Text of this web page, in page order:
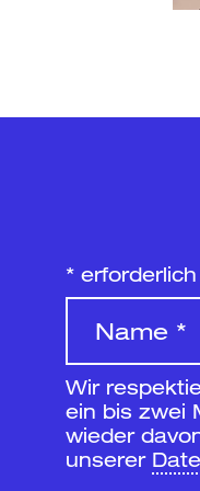
* erforderlich
Wir
ein bis zwei
wieder
unserer